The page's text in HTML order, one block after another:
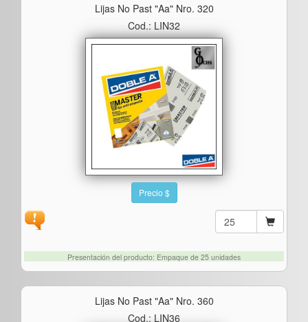
Lijas No Past "aa" Nro. 320
Cod.: LIN32
Precio $
Presentación del producto: Empaque de 25 unidades
Lijas No Past "aa" Nro. 360
Cod.: LIN36